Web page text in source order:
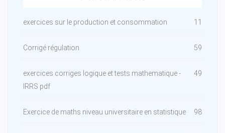
exercices sur le production et consommation 11
Corrigé régulation 59
exercices corriges logique et tests mathematique -
IRRS pdf
49
Exercice de maths niveau universitaire en statistique 98